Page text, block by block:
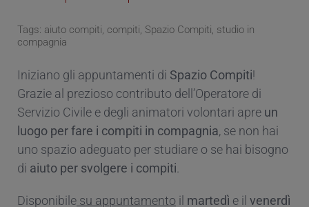
Tags: aiuto compiti, compiti, Spazio Compiti, studio in
compagnia
Iniziano gli appuntamenti di Spazio Compiti!
Grazie al prezioso contributo dell’Operatore di
Servizio Civile e degli animatori volontari apre un
luogo per fare i compiti in compagnia, se non hai
uno spazio adeguato per studiare o se hai bisogno
di aiuto per svolgere i compiti
Disponibile su appuntamento il martedì e il venerdì